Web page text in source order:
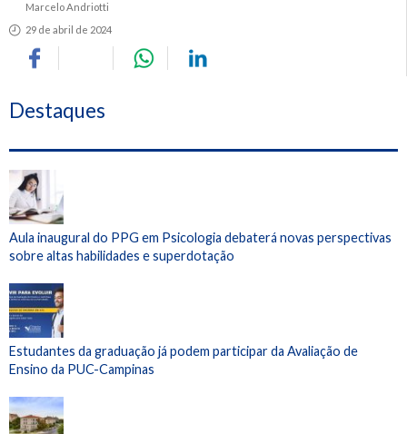
Marcelo Andriotti
29 de abril de 2024
Destaques
Aula inaugural do PPG em Psicologia debaterá novas perspectivas
sobre altas habilidades e superdotação
Estudantes da graduação já podem participar da Avaliação de
Ensino da PUC-Campinas